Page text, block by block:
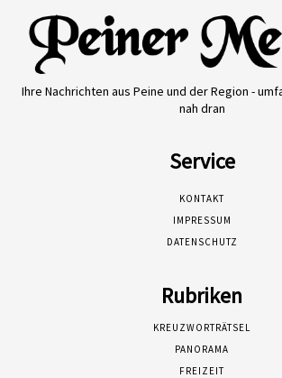
Ihre Nachrichten aus Peine und der Region -
nah dran
Service
KONTAKT
IMPRESSUM
DATENSCHUTZ
Rubriken
KREUZWORTRÄTSEL
PANORAMA
FREIZEIT